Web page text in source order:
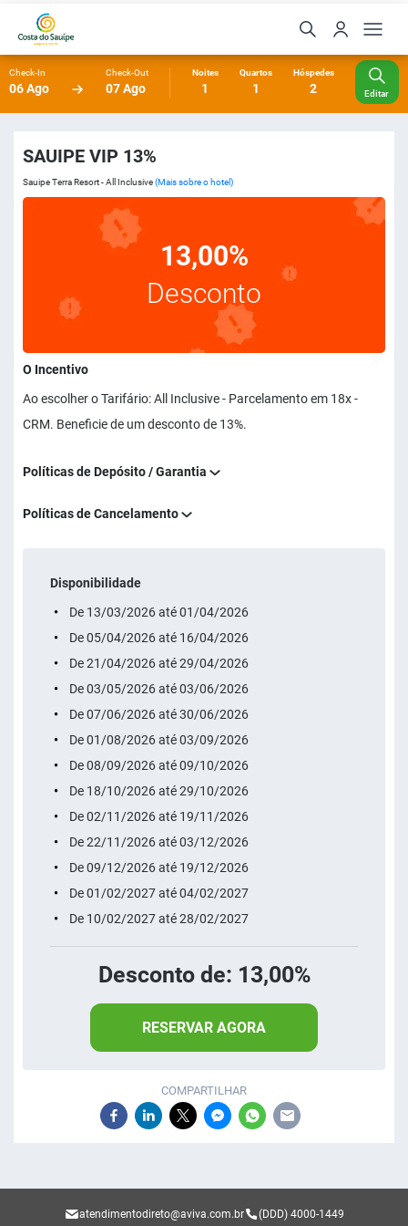
Check-In
06 Ago
Check-Out
07 Ago
Noites
1
Quartos
1
Hóspedes
2 Editar
SAUIPE VIP 13%
Sauipe Terra Resort - All Inclusive(Mais sobre o hotel)
13,00%
Desconto
O Incentivo
Ao escolher o Tarifário: All Inclusive - Parcelamento em 18x -
CRM. Beneficie de um desconto de 13%.
Políticas de Depósito / Garantia
Políticas de Cancelamento
Disponibilidade
De 13/03/2026 até 01/04/2026
De 05/04/2026 até 16/04/2026
De 21/04/2026 até 29/04/2026
De 03/05/2026 até 03/06/2026
De 07/06/2026 até 30/06/2026
De 01/08/2026 até 03/09/2026
De 08/09/2026 até 09/10/2026
De 18/10/2026 até 29/10/2026
De 02/11/2026 até 19/11/2026
De 22/11/2026 até 03/12/2026
De 09/12/2026 até 19/12/2026
De 01/02/2027 até 04/02/2027
De 10/02/2027 até 28/02/2027
Desconto de: 13,00%
RESERVAR AGORA
COMPARTILHAR
atendimentodireto@aviva.com.br (DDD) 4000-1449